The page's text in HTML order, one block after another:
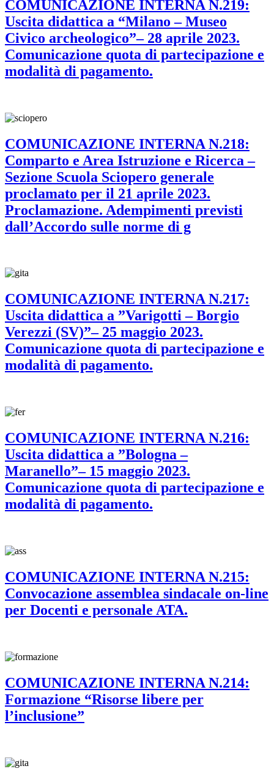
COMUNICAZIONE INTERNA N.219:
Uscita didattica a “Milano – Museo
Civico archeologico”– 28 aprile 2023.
Comunicazione quota di partecipazione e
modalità di pagamento.
COMUNICAZIONE INTERNA N.218:
Comparto e Area Istruzione e Ricerca –
Sezione Scuola Sciopero generale
proclamato per il 21 aprile 2023.
Proclamazione. Adempimenti previsti
dall’Accordo sulle norme di g
COMUNICAZIONE INTERNA N.217:
Uscita didattica a ”Varigotti – Borgio
Verezzi (SV)”– 25 maggio 2023.
Comunicazione quota di partecipazione e
modalità di pagamento.
COMUNICAZIONE INTERNA N.216:
Uscita didattica a ”Bologna –
Maranello”– 15 maggio 2023.
Comunicazione quota di partecipazione e
modalità di pagamento.
COMUNICAZIONE INTERNA N.215:
Convocazione assemblea sindacale on-line
per Docenti e personale ATA.
COMUNICAZIONE INTERNA N.214:
Formazione “Risorse libere per
l’inclusione”